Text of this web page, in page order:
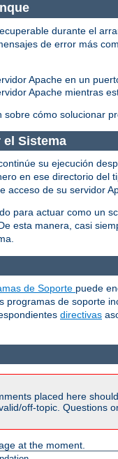
durante el
de error más
Apache en un
Apache mientras
cómo solucionar
Sistema
su ejecución
en ese directorio del
acceso de su servidor
para actuar como un
esta manera, casi
de Soporte puede
programas de soporte
directivas
placed here
off-topic. Questions
at the moment.